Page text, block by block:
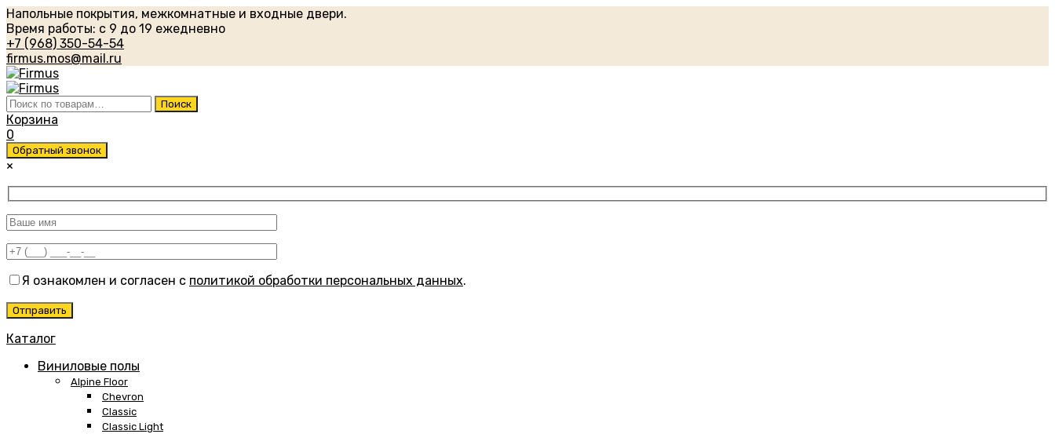
Напольные покрытия, межкомнатные и входные двери.
Время работы: с 9 до 19 ежедневно
+7 (968) 350-54-54
firmus.mos@mail.ru
Искать: Поиск
Корзина
0
Обратный звонок
×
Я ознакомлен и согласен с политикой обработки персональных данных.
Каталог
Виниловые полы
Alpine Floor
Chevron
Classic
Classic Light